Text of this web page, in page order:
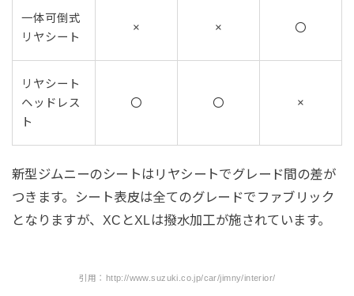
一体可倒式
リヤシート
× × 〇
リヤシート
ヘッドレス
ト
〇 〇 ×
新型ジムニーのシートはリヤシートでグレード間の差が
つきます。シート表皮は全てのグレードでファブリック
となりますが、XCとXLは撥水加工が施されています。
引用：http://www.suzuki.co.jp/car/jimny/interior/